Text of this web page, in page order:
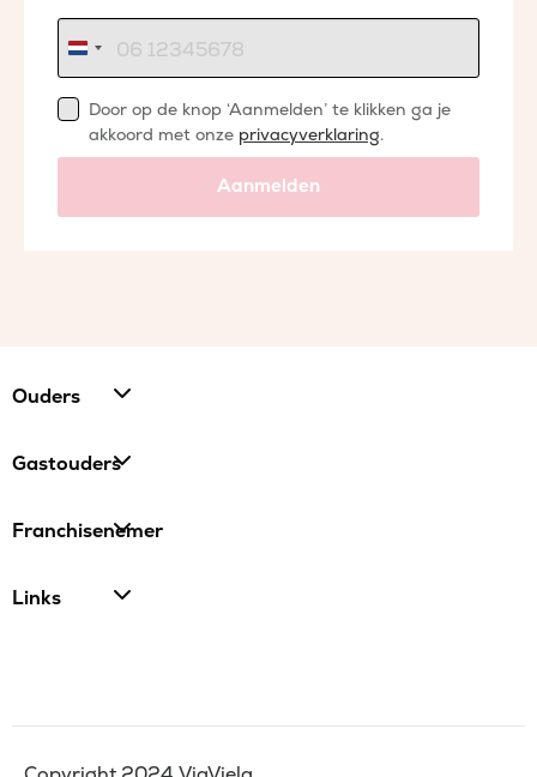
Nederland
+31
Door op de knop ‘Aanmelden’ te klikken ga je
akkoord met onze privacyverklaring.
Aanmelden
Ouders
Gastouders
Franchisenemer
Links